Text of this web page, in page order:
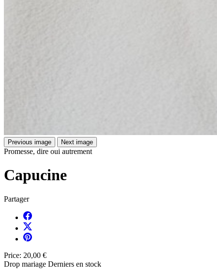
Previous image Next image
Promesse, dire oui autrement
Capucine
Partager
Price: 20,00 €
Drop mariage Derniers en stock